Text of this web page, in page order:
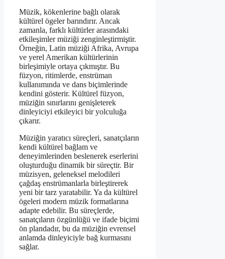
Müzik, kökenlerine bağlı olarak
kültürel ögeler barındırır. Ancak
zamanla, farklı kültürler arasındaki
etkileşimler müziği zenginleştirmiştir.
Örneğin, Latin müziği Afrika, Avrupa
ve yerel Amerikan kültürlerinin
birleşimiyle ortaya çıkmıştır. Bu
füzyon, ritimlerde, enstrüman
kullanımında ve dans biçimlerinde
kendini gösterir. Kültürel füzyon,
müziğin sınırlarını genişleterek
dinleyiciyi etkileyici bir yolculuğa
çıkarır.
Müziğin yaratıcı süreçleri, sanatçıların
kendi kültürel bağlam ve
deneyimlerinden beslenerek eserlerini
oluşturduğu dinamik bir süreçtir. Bir
müzisyen, geleneksel melodileri
çağdaş enstrümanlarla birleştirerek
yeni bir tarz yaratabilir. Ya da kültürel
ögeleri modern müzik formatlarına
adapte edebilir. Bu süreçlerde,
sanatçıların özgünlüğü ve ifade biçimi
ön plandadır, bu da müziğin evrensel
anlamda dinleyiciyle bağ kurmasını
sağlar.